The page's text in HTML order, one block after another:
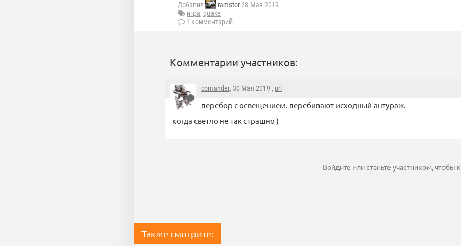
Добавил ramstor28 Мая 2019
игра, quake
1 комментарий
Комментарии участников:
comander, 30 Мая 2019 , url
перебор с освещением. перебивают исходный антураж.
когда светло не так страшно )
Войдите илистаньте участником, чтобы
Также смотрите: